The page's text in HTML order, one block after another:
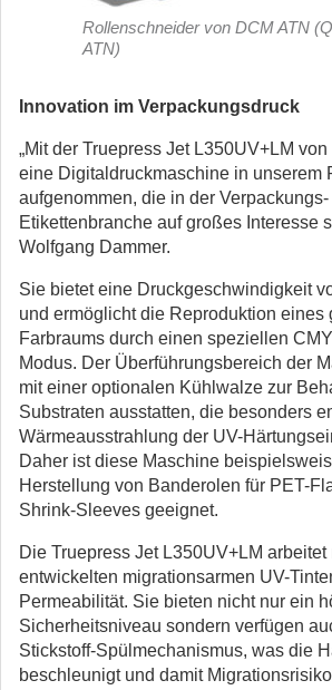
Rollenschneider von DCM ATN
ATN)
Innovation im Verpackungsdruck
„Mit der Truepress Jet L350UV+LM
eine Digitaldruckmaschine in unserem
aufgenommen, die in der Verpackungs-
Etikettenbranche auf großes Interesse
Wolfgang Dammer.
Sie bietet eine Druckgeschwindigkeit
und ermöglicht die Reproduktion eines
Farbraums durch einen speziellen
Modus. Der Überführungsbereich der
mit einer optionalen Kühlwalze zur
Substraten ausstatten, die besonders
Wärmeausstrahlung der UV-
Daher ist diese Maschine
Herstellung von Banderolen für PET-
Shrink-Sleeves geeignet.
Die Truepress Jet L350UV+LM arbeitet
entwickelten migrationsarmen UV-
Permeabilität. Sie bieten nicht nur ein
Sicherheitsniveau sondern verfügen
Stickstoff-Spülmechanismus, was die
beschleunigt und damit